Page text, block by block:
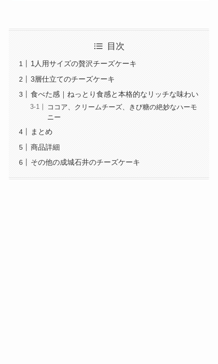
目次
1人用サイズの贅沢チーズケーキ
3層仕立てのチーズケーキ
食べた感｜ねっとり食感と本格的なリッチな味わい
ココア、クリームチーズ、きび糖の絶妙なハーモ
ニー
まとめ
商品詳細
その他の成城石井のチーズケーキ